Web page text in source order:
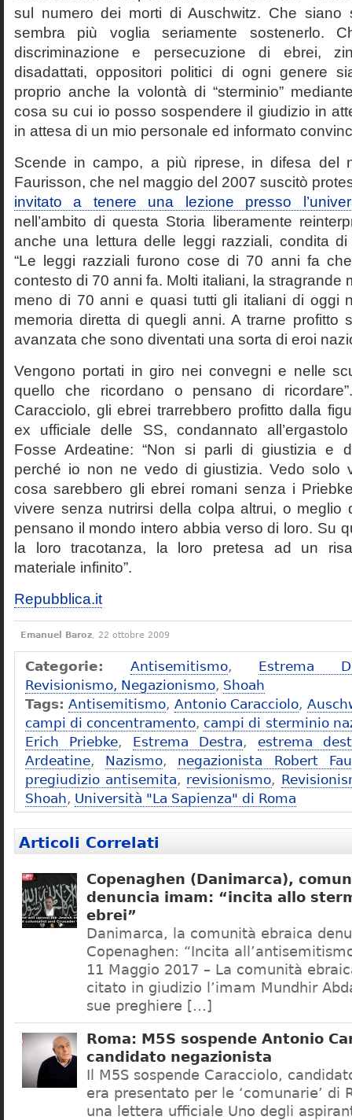
sul numero dei morti di Auschwitz. Che siano
sembra più voglia seriamente sostenerlo.
discriminazione e persecuzione di ebrei,
disadattati, oppositori politici di ogni genere
proprio anche la volontà di “sterminio”
cosa su cui io posso sospendere il giudizio in
in attesa di un mio personale ed informato
Scende in campo, a più riprese, in difesa del
Faurisson, che nel maggio del 2007 suscitò
invitato a tenere una lezione presso
nell’ambito di questa Storia liberamente
anche una lettura delle leggi razziali, condita di
“Le leggi razziali furono cose di 70 anni fa
contesto di 70 anni fa. Molti italiani, la stragrande
meno di 70 anni e quasi tutti gli italiani di oggi
memoria diretta di quegli anni. A trarne profitto
avanzata che sono diventati una sorta di eroi
Vengono portati in giro nei convegni e nelle
quello che ricordano o pensano di
Caracciolo, gli ebrei trarrebbero profitto dalla
ex ufficiale delle SS, condannato
Fosse Ardeatine: “Non si parli di giustizia e
perché io non ne vedo di giustizia. Vedo solo
cosa sarebbero gli ebrei romani senza i
vivere senza nutrirsi della colpa altrui, o meglio
pensano il mondo intero abbia verso di loro. Su
la loro tracotanza, la loro pretesa ad un
materiale infinito”.
Repubblica.it
Emanuel Baroz, 22 ottobre 2009
Categorie: Antisemitismo, Estrema
Revisionismo, Negazionismo, Shoah
Tags: Antisemitismo, Antonio Caracciolo,
campi di concentramento, campi di sterminio
Erich Priebke, Estrema Destra, estrema
Ardeatine, Nazismo, negazionista Robert
pregiudizio antisemita, revisionismo,
Shoah, Università "La Sapienza" di Roma
Articoli Correlati
Copenaghen (Danimarca),
denuncia imam: “incita allo
ebrei”
Danimarca, la comunità ebraica
Copenaghen: “Incita
11 Maggio 2017 – La comunità
citato in giudizio l’imam Mundhir
sue preghiere […]
Roma: M5S sospende Antonio
candidato negazionista
Il M5S sospende Caracciolo,
era presentato per le ‘comunarie’ di
una lettera ufficiale Uno degli